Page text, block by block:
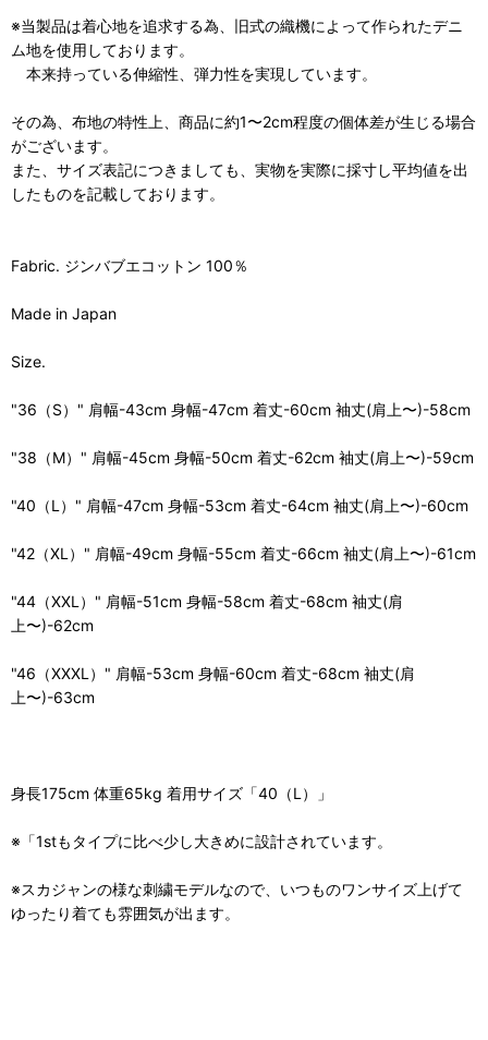
※当製品は着心地を追求する為、旧式の織機によって作られたデニ
ム地を使用しております。
本来持っている伸縮性、弾力性を実現しています。
その為、布地の特性上、商品に約1〜2cm程度の個体差が生じる場合
がございます。
また、サイズ表記につきましても、実物を実際に採寸し平均値を出
したものを記載しております。
Fabric. ジンバブエコットン 100％
Made in Japan
Size.
"36（S）" 肩幅-43cm 身幅-47cm 着丈-60cm 袖丈(肩上〜)-58cm
"38（M）" 肩幅-45cm 身幅-50cm 着丈-62cm 袖丈(肩上〜)-59cm
"40（L）" 肩幅-47cm 身幅-53cm 着丈-64cm 袖丈(肩上〜)-60cm
"42（XL）" 肩幅-49cm 身幅-55cm 着丈-66cm 袖丈(肩上〜)-61cm
"44（XXL）" 肩幅-51cm 身幅-58cm 着丈-68cm 袖丈(肩
上〜)-62cm
"46（XXXL）" 肩幅-53cm 身幅-60cm 着丈-68cm 袖丈(肩
上〜)-63cm
身長175cm 体重65kg 着用サイズ「40（L）」
※「1stもタイプに比べ少し大きめに設計されています。
※スカジャンの様な刺繍モデルなので、いつものワンサイズ上げて
ゆったり着ても雰囲気が出ます。